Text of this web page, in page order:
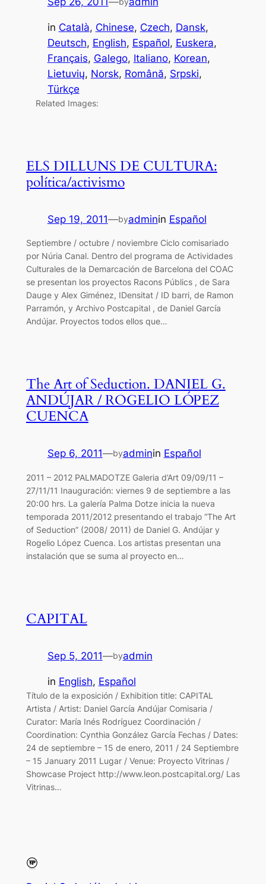
in Català, Chinese, Czech, Dansk
Deutsch, English, Español, Euskera
Français, Galego, Italiano, Korean
Lietuvių, Norsk, Română, Srpski
Türkçe
Related Images:
ELS DILLUNS DE CULTURA:
política/activismo
Sep 19, 2011—byadminin Español
Septiembre / octubre / noviembre Ciclo comisariado
por Núria Canal. Dentro del programa de Actividades
Culturales de la Demarcación de Barcelona del COAC
se presentan los proyectos Racons Públics , de Sara
Dauge y Alex Giménez, IDensitat / ID barri, de Ramon
Parramón, y Archivo Postcapital , de Daniel García
Andújar. Proyectos todos ellos que…
The Art of Seduction. DANIEL G.
ANDÚJAR / ROGELIO LÓPEZ
CUENCA
Sep 6, 2011—byadminin Español
2011 – 2012 PALMADOTZE Galeria d’Art 09/09/11 –
27/11/11 Inauguración: viernes 9 de septiembre a las
20:00 hrs. La galería Palma Dotze inicia la nueva
temporada 2011/2012 presentando el trabajo “The Art
of Seduction” (2008/ 2011) de Daniel G. Andújar y
Rogelio López Cuenca. Los artistas presentan una
instalación que se suma al proyecto en…
CAPITAL
Sep 5, 2011—byadmin
in English, Español
Título de la exposición / Exhibition title: CAPITAL
Artista / Artist: Daniel García Andújar Comisaria /
Curator: María Inés Rodríguez Coordinación /
Coordination: Cynthia González García Fechas / Dates:
24 de septiembre – 15 de enero, 2011 / 24 Septiembre
– 15 January 2011 Lugar / Venue: Proyecto Vitrinas /
Showcase Project http://www.leon.postcapital.org/ Las
Vitrinas…